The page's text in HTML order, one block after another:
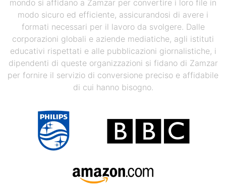
mondo si affidano a Zamzar per convertire i loro file in
modo sicuro ed efficiente, assicurandosi di avere i
formati necessari per il lavoro da svolgere. Dalle
corporazioni globali e aziende mediatiche, agli istituti
educativi rispettati e alle pubblicazioni giornalistiche, i
dipendenti di queste organizzazioni si fidano di Zamzar
per fornire il servizio di conversione preciso e affidabile
di cui hanno bisogno.